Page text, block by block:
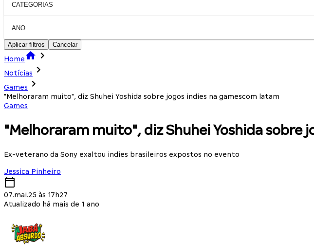
CATEGORIAS
ANO
Aplicar filtros Cancelar
Home
Notícias
Games
"Melhoraram muito", diz Shuhei Yoshida sobre jogos indies na gamescom latam
Games
"Melhoraram muito", diz Shuhei Yoshida sobre
Ex-veterano da Sony exaltou indies brasileiros expostos no evento
Jessica Pinheiro
07.mai.25 às 17h27
Atualizado há mais de 1 ano